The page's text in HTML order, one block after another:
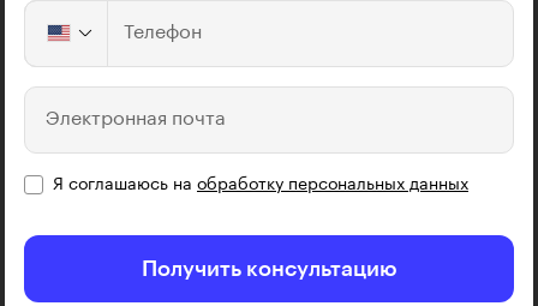
Телефон
Электронная почта
Я соглашаюсь на обработку персональных данных
Получить консультацию